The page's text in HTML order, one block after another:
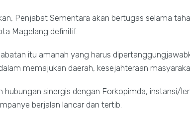
Penjabat Sementara akan bertugas selama
Magelang definitif.
itu amanah yang harus
memajukan daerah, kesejahteraan
hubungan sinergis dengan Forkopimda, instansi/
berjalan lancar dan tertib.